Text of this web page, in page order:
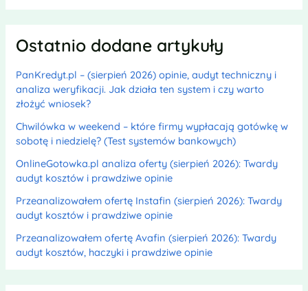
Ostatnio dodane artykuły
PanKredyt.pl – (sierpień 2026) opinie, audyt techniczny i
analiza weryfikacji. Jak działa ten system i czy warto
złożyć wniosek?
Chwilówka w weekend – które firmy wypłacają gotówkę w
sobotę i niedzielę? (Test systemów bankowych)
OnlineGotowka.pl analiza oferty (sierpień 2026): Twardy
audyt kosztów i prawdziwe opinie
Przeanalizowałem ofertę Instafin (sierpień 2026): Twardy
audyt kosztów i prawdziwe opinie
Przeanalizowałem ofertę Avafin (sierpień 2026): Twardy
audyt kosztów, haczyki i prawdziwe opinie